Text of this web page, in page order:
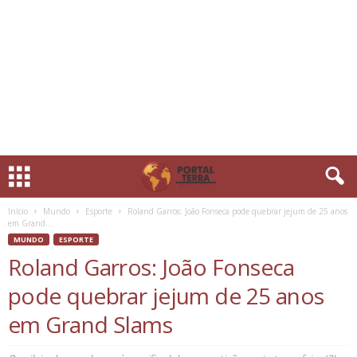
Início Mundo Esporte
Roland Garros: João Fonseca pode quebrar jejum de 25 anos
em Grand...
MUNDO ESPORTE
Roland Garros: João Fonseca
pode quebrar jejum de 25 anos
em Grand Slams